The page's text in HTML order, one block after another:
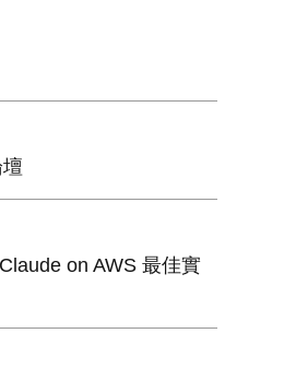
on AWS 最佳實